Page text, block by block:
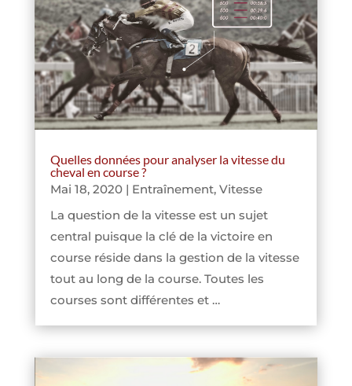
Quelles données pour analyser la vitesse du
cheval en course ?
Mai 18, 2020| Entraînement, Vitesse
La question de la vitesse est un sujet
central puisque la clé de la victoire en
course réside dans la gestion de la vitesse
tout au long de la course. Toutes les
courses sont différentes et …